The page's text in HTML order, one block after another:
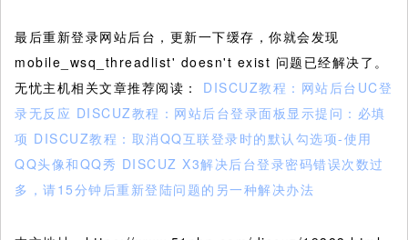
最后重新登录网站后台，更新一下缓存，你就会发现
mobile_wsq_threadlist' doesn't exist 问题已经解决了。
无忧主机相关文章推荐阅读： DISCUZ教程：网站后台UC登
录无反应 DISCUZ教程：网站后台登录面板显示提问：必填
项 DISCUZ教程：取消QQ互联登录时的默认勾选项-使用
QQ头像和QQ秀 DISCUZ X3解决后台登录密码错误次数过
多，请15分钟后重新登陆问题的另一种解决办法